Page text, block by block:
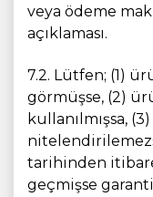
veya ödeme
açıklaması.
7.2. Lütfen; (1)
görmüşse, (2)
kullanılmışsa,
tarihinden
geçmişse